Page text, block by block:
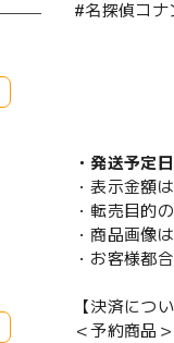
#名探偵コナ
・発送予定
・表示金額
・転売目的
・商品画像
・お客様都
【決済につい
＜予約商品＞